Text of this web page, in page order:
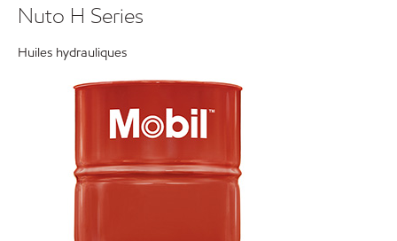
Nuto H Series
Huiles hydrauliques